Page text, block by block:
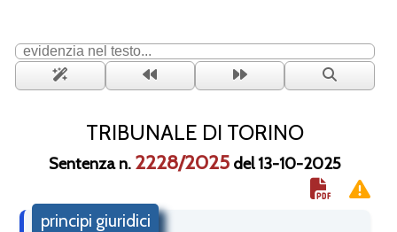
TRIBUNALE DI TORINO
Sentenza n. 2228/2025del 13-10-2025
principi giuridici